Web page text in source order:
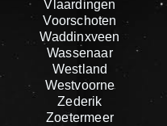
Vlaardingen
Voorschoten
Waddinxveen
Wassenaar
Westland
Westvoorne
Zederik
Zoetermeer